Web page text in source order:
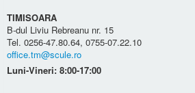
TIMISOARA
B-dul Liviu Rebreanu nr. 15
Tel. 0256-47.80.64, 0755-07.22.10
office.tm@scule.ro
Luni-Vineri: 8:00-17:00